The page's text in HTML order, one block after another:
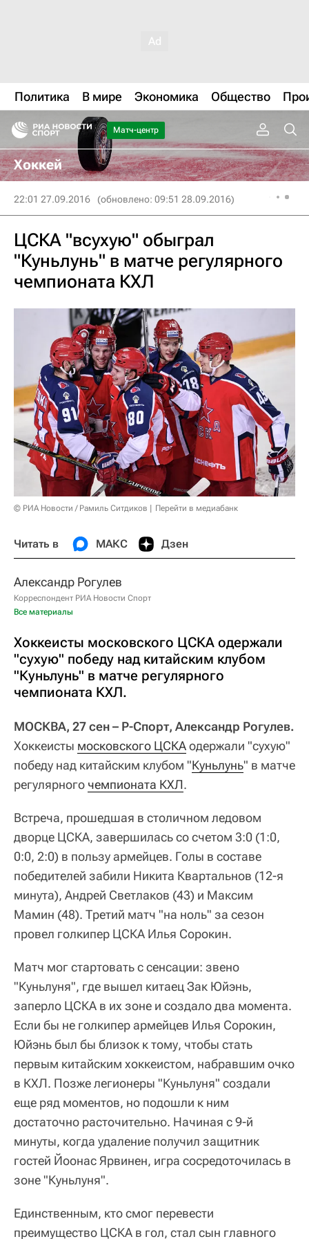
Политика В мире Экономика Общество
Матч-центр
Хоккей
22:01 27.09.2016 (обновлено: 09:51 28.09.2016)
ЦСКА "всухую" обыграл
"Куньлунь" в матче регулярного
чемпионата КХЛ
© РИА Новости / Рамиль Ситдиков Перейти в медиабанк
Читать в МАКС Дзен
Александр Рогулев
Корреспондент РИА Новости Спорт
Все материалы
Хоккеисты московского ЦСКА одержали
"сухую" победу над китайским клубом
"Куньлунь" в матче регулярного
чемпионата КХЛ.
МОСКВА, 27 сен – Р-Спорт, Александр Рогулев.
Хоккеисты московского ЦСКАодержали "сухую"
победу над китайским клубом "Куньлунь" в матче
регулярного чемпионата КХЛ.
Встреча, прошедшая в столичном ледовом
дворце ЦСКА, завершилась со счетом 3:0 (1:0,
0:0, 2:0) в пользу армейцев. Голы в составе
победителей забили Никита Квартальнов (12-я
минута), Андрей Светлаков (43) и Максим
Мамин (48). Третий матч "на ноль" за сезон
провел голкипер ЦСКА Илья Сорокин.
Матч мог стартовать с сенсации: звено
"Куньлуня", где вышел китаец Зак Юйэнь,
заперло ЦСКА в их зоне и создало два момента.
Если бы не голкипер армейцев Илья Сорокин,
Юйэнь был бы близок к тому, чтобы стать
первым китайским хоккеистом, набравшим очко
в КХЛ. Позже легионеры "Куньлуня" создали
еще ряд моментов, но подошли к ним
достаточно расточительно. Начиная с 9-й
минуты, когда удаление получил защитник
гостей Йоонас Ярвинен, игра сосредоточилась в
зоне "Куньлуня".
Единственным, кто смог перевести
преимущество ЦСКА в гол, стал сын главного